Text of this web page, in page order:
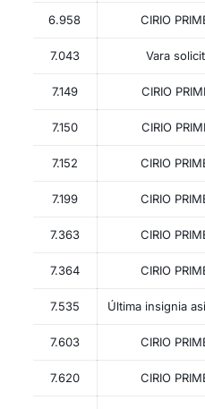
6.958 CIRIO
7.043 Vara
7.149 CIRIO
7.150 CIRIO
7.152 CIRIO
7.199 CIRIO
7.363 CIRIO
7.364 CIRIO
7.535 Última insignia
7.603 CIRIO
7.620 CIRIO